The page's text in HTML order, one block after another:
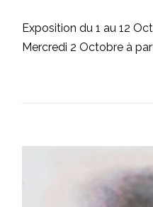
Exposition du 1 au 12
Mercredi 2 Octobre à